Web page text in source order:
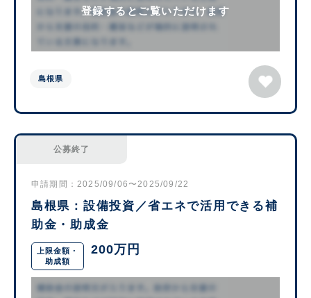
登録するとご覧いただけます
島根県
公募終了
申請期間：2025/09/06〜2025/09/22
島根県：設備投資／省エネで活用できる補
助金・助成金
上限金額・
助成額
200万円